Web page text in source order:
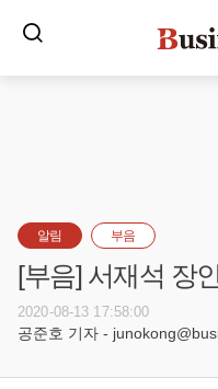
알림 부음
[부음] 서재석 장
2020-08-13 17:58:00
공준호 기자 -